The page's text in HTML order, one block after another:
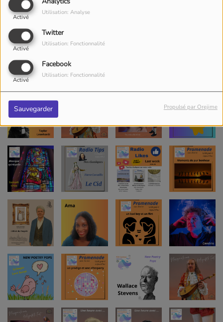
Activé
Utilisation: Analyse
Twitter
Activé
Utilisation: Fonctionnalité
Facebook
Activé
Utilisation: Fonctionnalité
Sauvegarder Propulsé par Orejime